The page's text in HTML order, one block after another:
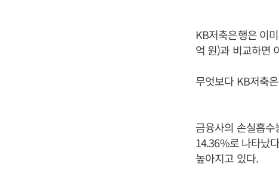
KB저축은행은 이
억 원)과 비교하면
무엇보다 KB저축
금융사의 손실흡
14.36%로 나타났
높아지고 있다.